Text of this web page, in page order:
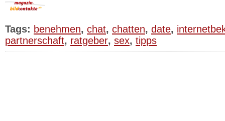
Tags: benehmen, chat, chatten, date,
partnerschaft, ratgeber, sex, tipps